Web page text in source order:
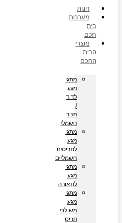
חנות
מערכות
בית
חכם
מוצרי
הבית
החכם
מתגי
מגע
לדוד
/
תנור
חשמלי
מתגי
מגע
לתריסים
חשמליים
מתגי
מגע
לתאורה
מתגי
מגע
משולבי
תריס